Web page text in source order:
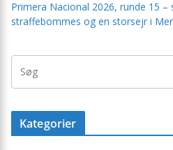
Primera Nacional 2026, runde 15 –
straffebommes og en storsejr i
Kategorier